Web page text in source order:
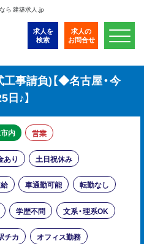
ら 建築求人.jp
求人を
検索
求人の
お問合せ
工事請負)【◆名古屋・今
♪】
内 営業
あり 土日祝休み
車通勤可能 転勤なし
学歴不問 文系・理系OK
チカ オフィス勤務